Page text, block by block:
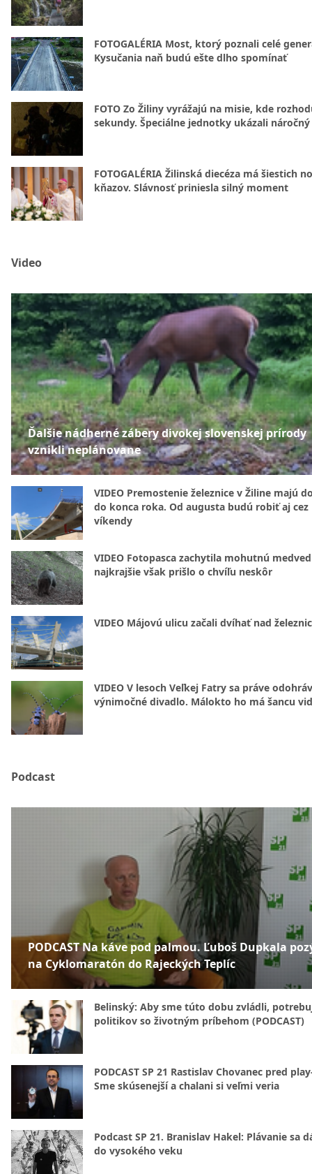
FOTOGALÉRIA Most, ktorý poznali celé
Kysučania naň budú ešte dlho spomínať
FOTO Zo Žiliny vyrážajú na misie, kde
sekundy. Špeciálne jednotky ukázali
FOTOGALÉRIA Žilinská diecéza má šiestich
kňazov. Slávnosť priniesla silný moment
Video
Ďalšie nádherné zábery divokej slovenskej prírody
vznikli neplánovane
VIDEO Premostenie železnice v Žiline majú
do konca roka. Od augusta budú robiť aj cez
víkendy
VIDEO Fotopasca zachytila mohutnú
najkrajšie však prišlo o chvíľu neskôr
VIDEO Májovú ulicu začali dvíhať nad
VIDEO V lesoch Veľkej Fatry sa práve
výnimočné divadlo. Málokto ho má šancu
Podcast
PODCAST Na káve pod palmou. Ľuboš Dupkala
na Cyklomaratón do Rajeckých Teplíc
Belinský: Aby sme túto dobu zvládli,
politikov so životným príbehom (PODCAST)
PODCAST SP 21 Rastislav Chovanec pred
Sme skúsenejší a chalani si veľmi veria
Podcast SP 21. Branislav Hakel: Plávanie sa
do vysokého veku